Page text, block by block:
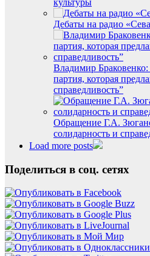
Дебаты на радио
Владимир
партия, которая
справедливость”
Обращение Г.А.
солидарность и
Load more posts
Поделиться в соц. сетях